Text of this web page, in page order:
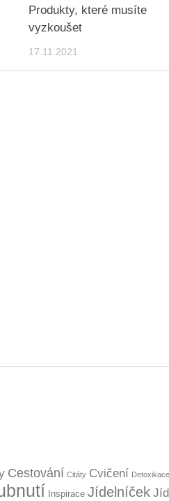
Produkty, které musíte
vyzkoušet
17.11.2021
Cestování Citáty Cvičení Detoxikace
Inspirace Jídelníček